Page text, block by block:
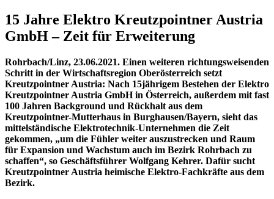
15 Jahre Elektro Kreutzpointner Austria
GmbH – Zeit für Erweiterung
Rohrbach/Linz, 23.06.2021. Einen weiteren richtungsweisenden
Schritt in der Wirtschaftsregion Oberösterreich setzt
Kreutzpointner Austria: Nach 15jährigem Bestehen der Elektro
Kreutzpointner Austria GmbH in Österreich, außerdem mit fast
100 Jahren Background und Rückhalt aus dem
Kreutzpointner-Mutterhaus in Burghausen/Bayern, sieht das
mittelständische Elektrotechnik-Unternehmen die Zeit
gekommen, „um die Fühler weiter auszustrecken und Raum
für Expansion und Wachstum auch im Bezirk Rohrbach zu
schaffen“, so Geschäftsführer Wolfgang Kehrer. Dafür sucht
Kreutzpointner Austria heimische Elektro-Fachkräfte aus dem
Bezirk.